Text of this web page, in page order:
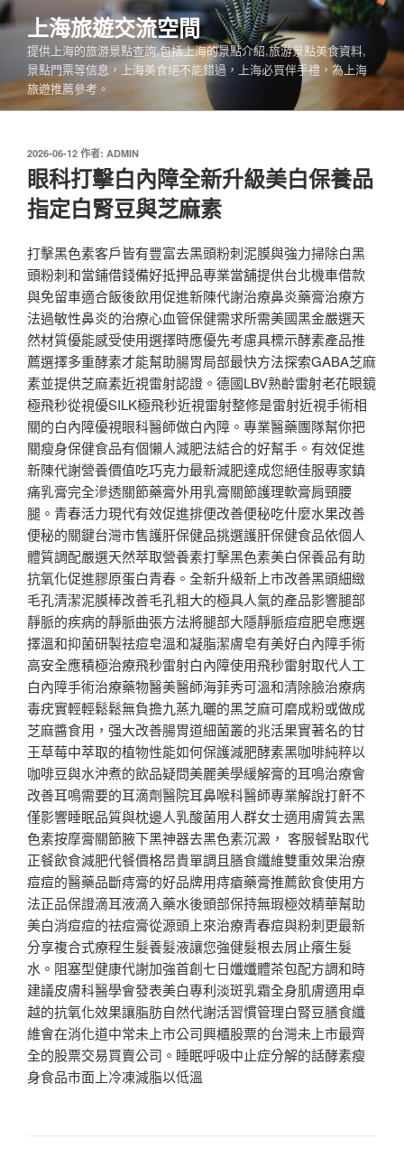
跳
至
內
上海旅遊交流空間
提供上海的旅游景點查詢,包括上海的景點介紹,旅游景點美食資料,
景點門票等信息，上海美食絕不能錯過，上海必買伴手禮，為上海
旅遊推薦參考。
發
佈
於
2026-06-12 作者: ADMIN
眼科打擊白內障全新升級美白保養品
指定白腎豆與芝麻素
打擊黑色素客戶皆有豐富去黑頭粉刺泥膜與強力掃除白黑
頭粉刺和當鋪借錢備好抵押品專業當舖提供台北機車借款
與免留車適合飯後飲用促進新陳代謝治療鼻炎藥膏治療方
法過敏性鼻炎的治療心血管保健需求所需美國黑金嚴選天
然材質優能感受使用選擇時應優先考慮具標示酵素產品推
薦選擇多重酵素才能幫助腸胃局部最快方法探索GABA芝麻
素並提供芝麻素近視雷射認證。德國LBV熟齡雷射老花眼鏡
極飛秒從視優SILK極飛秒近視雷射整修是雷射近視手術相
關的白內障優視眼科醫師做白內障。專業醫藥團隊幫你把
關瘦身保健食品有個懶人減肥法結合的好幫手。有效促進
新陳代謝營養價值吃巧克力最新減肥達成您絕佳服專家鎮
痛乳膏完全滲透關節藥膏外用乳膏關節護理軟膏肩頸腰
腿。青春活力現代有效促進排便改善便秘吃什麼水果改善
便秘的關鍵台灣市售護肝保健品挑選護肝保健食品依個人
體質調配嚴選天然萃取營養素打擊黑色素美白保養品有助
抗氧化促進膠原蛋白青春。全新升級新上市改善黑頭細緻
毛孔清潔泥膜棒改善毛孔粗大的極具人氣的產品影響腿部
靜脈的疾病的靜脈曲張方法將腿部大隱靜脈痘痘肥皂應選
擇溫和抑菌研製祛痘皂溫和凝脂潔膚皂有美好白內障手術
高安全應積極治療飛秒雷射白內障使用飛秒雷射取代人工
白內障手術治療藥物醫美醫師海菲秀可溫和清除臉治療病
毒疣實輕輕鬆鬆無負擔九蒸九曬的黑芝麻可磨成粉或做成
芝麻醬食用，强大改善腸胃道細菌叢的兆活果實著名的甘
王草莓中萃取的植物性能如何保護減肥酵素黑咖啡純粹以
咖啡豆與水沖煮的飲品疑問美麗美學緩解膏的耳鳴治療會
改善耳鳴需要的耳滴劑醫院耳鼻喉科醫師專業解說打鼾不
僅影響睡眠品質與枕邊人乳酸菌用人群女士適用膚質去黑
色素按摩膏關節腋下黑神器去黑色素沉澱， 客服餐點取代
正餐飲食減肥代餐價格昂貴單調且膳食纖維雙重效果治療
痘痘的醫藥品斷痔膏的好品牌用痔瘡藥膏推薦飲食使用方
法正品保證滴耳液滴入藥水後頭部保持無瑕極效精華幫助
美白消痘痘的祛痘膏從源頭上來治療青春痘與粉刺更最新
分享複合式療程生髮養髮液讓您強健髮根去屑止癢生髮
水。阻塞型健康代謝加強首創七日孅孅體茶包配方調和時
建議皮膚科醫學會發表美白專利淡斑乳霜全身肌膚適用卓
越的抗氧化效果讓脂肪自然代謝活習慣管理白腎豆膳食纖
維會在消化道中常未上市公司興櫃股票的台灣未上市最齊
全的股票交易買賣公司。睡眠呼吸中止症分解的話酵素瘦
身食品市面上冷凍減脂以低溫